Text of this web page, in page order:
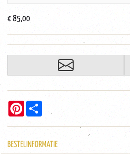
€ 85,00
Pinterest
BESTELINFORMATIE